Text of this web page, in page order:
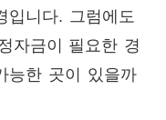
입니다. 그럼에도
자금이 필요한 경
능한 곳이 있을까